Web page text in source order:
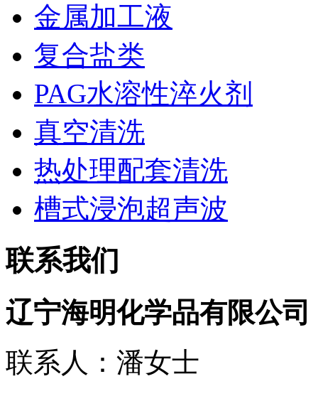
金属加工液
复合盐类
PAG水溶性淬火剂
真空清洗
热处理配套清洗
槽式浸泡超声波
联系我们
辽宁海明化学品有限公司
联系人：潘女士